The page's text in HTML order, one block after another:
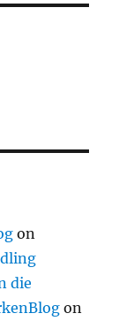
on
die
on